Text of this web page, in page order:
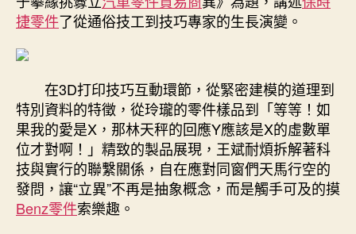
捷零件了從通俗技工到技巧專家的生長演變。
在3D打印技巧互動環節，從緊密建模的道理到
特別資料的特徵，從玲瓏的零件樣品到「等等！如
果我的愛是X，那林天秤的回應Y應該是X的虛數單
位才對啊！」精致的製品展現，王斌耐煩拆解著科
技與實行的聯繫關係，自在應對同窗們天馬行空的
發問，讓“立異”不再是抽象概念，而是觸手可及的摸
Benz零件索樂趣。